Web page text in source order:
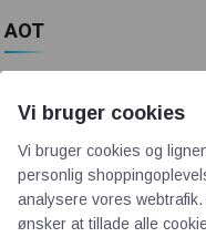
AOT
Priser
Kontakt
Persondata
Vi bruger cookies
Vi bruger cookies og
personlig
analysere vores
ønsker at tillade alle